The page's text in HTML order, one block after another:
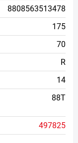
8808563513478
175
70
R
14
88T
497825